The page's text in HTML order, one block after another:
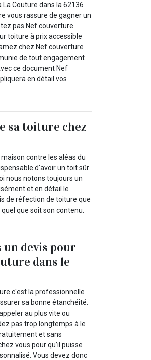
Couture dans la 62136
vous rassure de gagner un
pas Nef couverture
toiture à prix accessible
chez Nef couverture
de tout engagement
ce document Nef
en détail vos
sa toiture chez
contre les aléas du
d'avoir un toit sûr
nous notons toujours un
et en détail le
de réfection de toiture que
que soit son contenu.
devis pour
dans le
c'est la professionnelle
sa bonne étanchéité.
au plus vite ou
pas trop longtemps à le
et sans
vous pour qu’il puisse
Vous devez donc